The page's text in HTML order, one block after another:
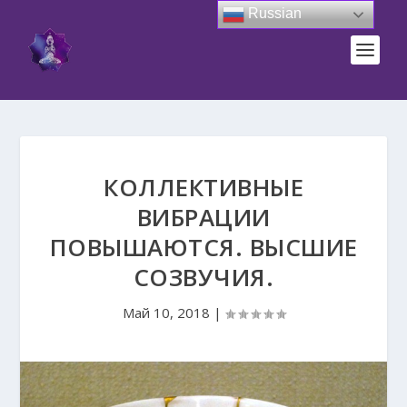
КОЛЛЕКТИВНЫЕ
ВИБРАЦИИ
ПОВЫШАЮТСЯ. ВЫСШИЕ
СОЗВУЧИЯ.
Май 10, 2018 |
Russian